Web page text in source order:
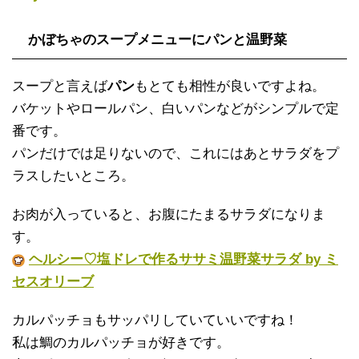
かぼちゃのスープメニューにパンと温野菜
スープと言えばパンもとても相性が良いですよね。
バケットやロールパン、白いパンなどがシンプルで定
番です。
パンだけでは足りないので、これにはあとサラダをプ
ラスしたいところ。
お肉が入っていると、お腹にたまるサラダになりま
す。
ヘルシー♡塩ドレで作るササミ温野菜サラダ by ミ
セスオリーブ
カルパッチョもサッパリしていていいですね！
私は鯛のカルパッチョが好きです。